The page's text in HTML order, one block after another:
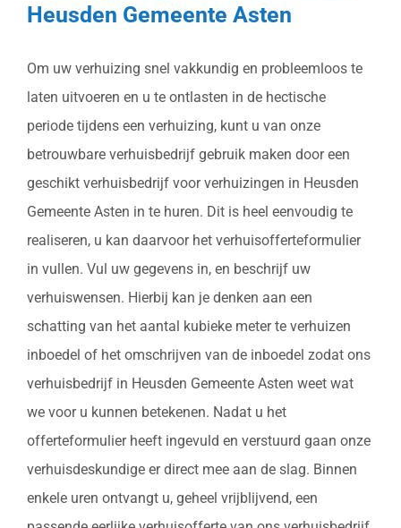
Heusden Gemeente Asten
Om uw verhuizing snel vakkundig en probleemloos te
laten uitvoeren en u te ontlasten in de hectische
periode tijdens een verhuizing, kunt u van onze
betrouwbare verhuisbedrijf gebruik maken door een
geschikt verhuisbedrijf voor verhuizingen in Heusden
Gemeente Asten in te huren. Dit is heel eenvoudig te
realiseren, u kan daarvoor het verhuisofferteformulier
in vullen. Vul uw gegevens in, en beschrijf uw
verhuiswensen. Hierbij kan je denken aan een
schatting van het aantal kubieke meter te verhuizen
inboedel of het omschrijven van de inboedel zodat ons
verhuisbedrijf in Heusden Gemeente Asten weet wat
we voor u kunnen betekenen. Nadat u het
offerteformulier heeft ingevuld en verstuurd gaan onze
verhuisdeskundige er direct mee aan de slag. Binnen
enkele uren ontvangt u, geheel vrijblijvend, een